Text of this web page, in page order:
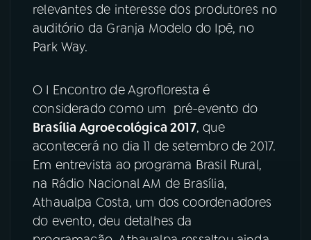
YouTube Facebook
Instagram
relevantes de interesse dos produtores no
auditório da Granja Modelo do Ipê, no
Park Way.
O I Encontro de Agrofloresta é
considerado como um pré-evento do
Brasília Agroecológica 2017, que
acontecerá no dia 11 de setembro de 2017.
Em entrevista ao programa Brasil Rural,
na Rádio Nacional AM de Brasília,
Athaualpa Costa, um dos coordenadores
do evento, deu detalhes da